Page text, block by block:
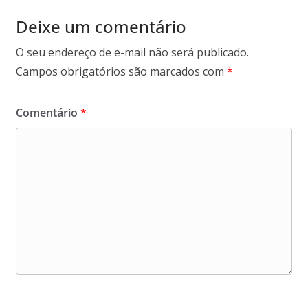
Deixe um comentário
O seu endereço de e-mail não será publicado.
Campos obrigatórios são marcados com *
Comentário *